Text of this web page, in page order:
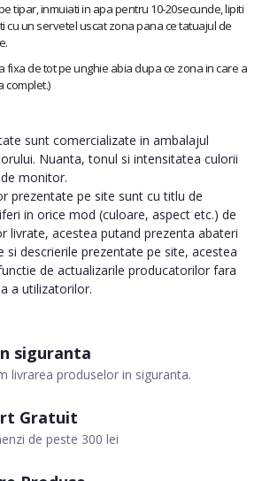
siguranta
livrarea produselor in siguranta.
Gratuit
de peste 300 lei
tipar, inmuiati in apa pentru 10-20secunde, lipiti
cu un servetel uscat zona pana ce tatuajul de
fixa de tot pe unghie abia dupa ce zona in care a
complet.)
sunt comercializate in ambalajul
Nuanta, tonul si intensitatea culorii
monitor.
prezentate pe site sunt cu titlu de
in orice mod (culoare, aspect etc.) de
livrate, acestea putand prezenta abateri
si descrierile prezentate pe site, acestea
de actualizarile producatorilor fara
a utilizatorilor.